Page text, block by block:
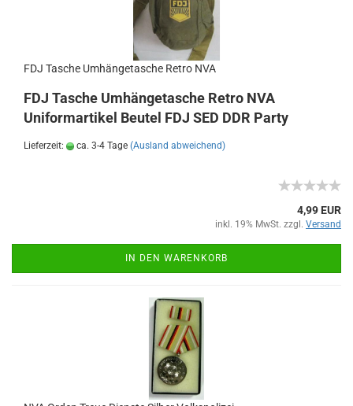
FDJ Tasche Umhängetasche Retro NVA
FDJ Tasche Umhängetasche Retro NVA
Uniformartikel Beutel FDJ SED DDR Party
Lieferzeit: ca. 3-4 Tage (Ausland abweichend)
4,99 EUR
inkl. 19% MwSt. zzgl. Versand
IN DEN WARENKORB